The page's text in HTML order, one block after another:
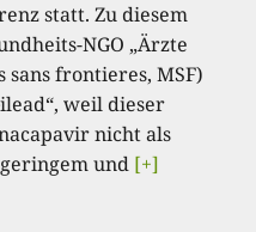
statt. Zu diesem
NGO „Ärzte
sans frontieres, MSF)
weil dieser
nicht als
und [+]